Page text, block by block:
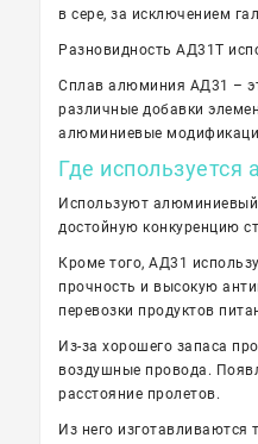
в сере, за исключением
Разновидность АД31Т
Сплав алюминия АД31 –
различные добавки
алюминиевые
Где используется
Используют
достойную конкуренцию
Кроме того, АД31
прочность и высокую
перевозки продуктов
Из-за хорошего запаса
воздушные провода.
расстояние пролетов.
Из него изготавливаются